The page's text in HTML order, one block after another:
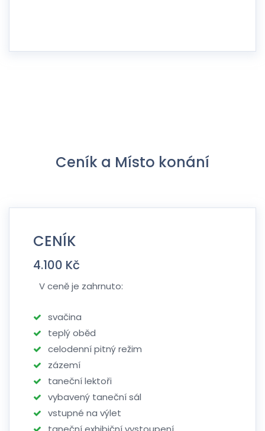
Ceník a Místo konání
CENÍK
4.100 Kč
V ceně je zahrnuto:
svačina
teplý oběd
celodenní pitný režim
zázemí
taneční lektoři
vybavený taneční sál
vstupné na výlet